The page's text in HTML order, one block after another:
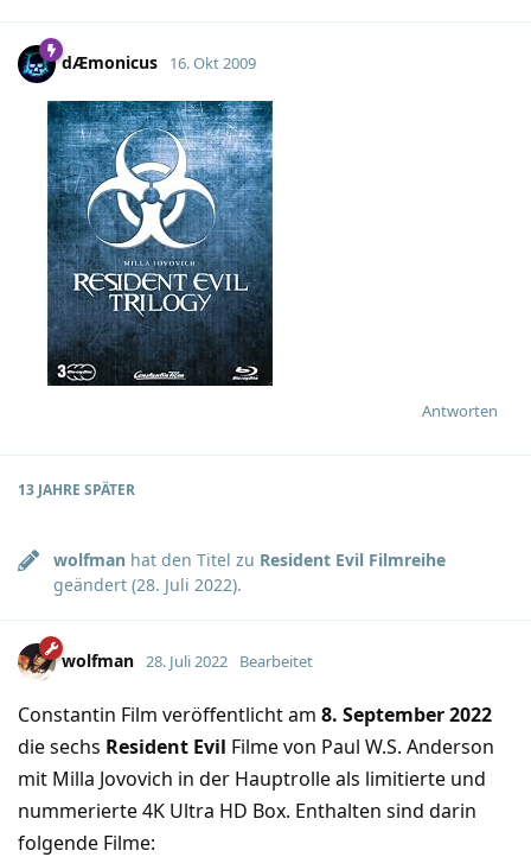
dÆmonicus 16. Okt 2009
Antworten
13 JAHRE SPÄTER
wolfman hat den Titel zu Resident Evil Filmreihe
geändert (28. Juli 2022).
wolfman 28. Juli 2022 Bearbeitet
Constantin Film veröffentlicht am 8. September 2022
die sechs Resident Evil Filme von Paul W.S. Anderson
mit Milla Jovovich in der Hauptrolle als limitierte und
nummerierte 4K Ultra HD Box. Enthalten sind darin
folgende Filme: